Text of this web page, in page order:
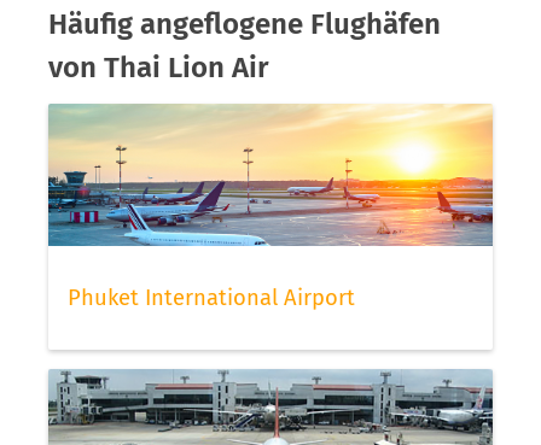
Häufig angeflogene Flughäfen
von Thai Lion Air
Phuket International Airport